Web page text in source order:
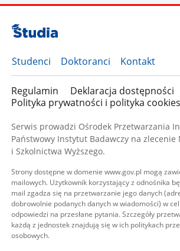
Studenci Doktoranci Kontakt
Regulamin
Deklaracja dostępności
Polityka prywatności i polityka cookies
Serwis prowadzi Ośrodek Przetwarzania
Państwowy Instytut Badawczy na
i Szkolnictwa Wyższego.
Strony dostępne w domenie www.gov.pl mogą
mailowych. Użytkownik korzystający z odnośnika
mail zgadza się na przetwarzanie jego danych
dobrowolnie podanych danych w wiadomości) w
odpowiedzi na przesłane pytania. Szczegóły
każdą z jednostek znajdują się w ich politykach
osobowych.